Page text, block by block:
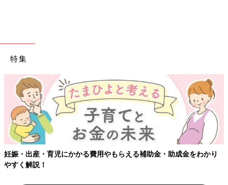
特集
妊娠・出産・育児にかかる費用やもらえる補助金・助成金をわかり
やすく解説！